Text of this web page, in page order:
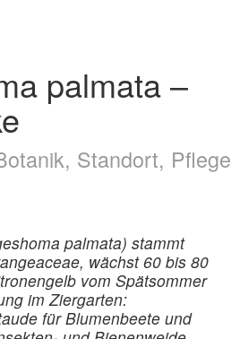
palmata –
Standort, Pflege
palmata) stammt
wächst 60 bis 80
vom Spätsommer
im Ziergarten:
für Blumenbeete und